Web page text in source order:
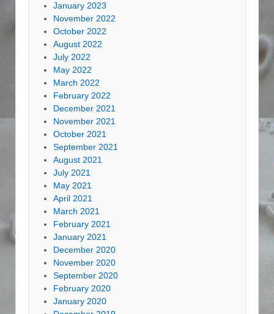
January 2023
November 2022
October 2022
August 2022
July 2022
May 2022
March 2022
February 2022
December 2021
November 2021
October 2021
September 2021
August 2021
July 2021
May 2021
April 2021
March 2021
February 2021
January 2021
December 2020
November 2020
September 2020
February 2020
January 2020